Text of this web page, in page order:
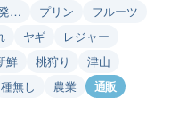
… プリン
フルーツ
ヤギ
レジャー
鮮 桃狩り
津山
種無し 農業
通販